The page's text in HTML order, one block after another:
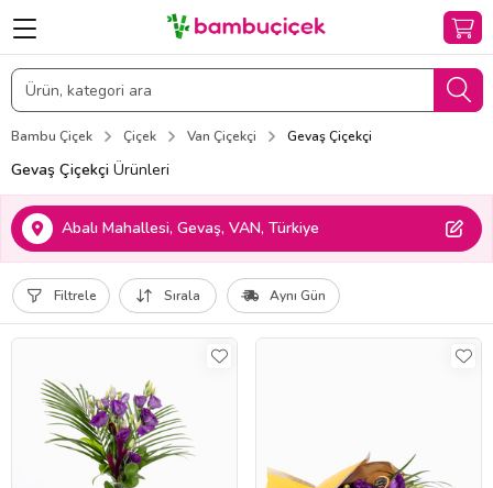
Bambu Çiçek Çiçek Van Çiçekçi Gevaş Çiçekçi
Gevaş Çiçekçi Ürünleri
Abalı Mahallesi, Gevaş, VAN, Türkiye
Filtrele Sırala Aynı Gün